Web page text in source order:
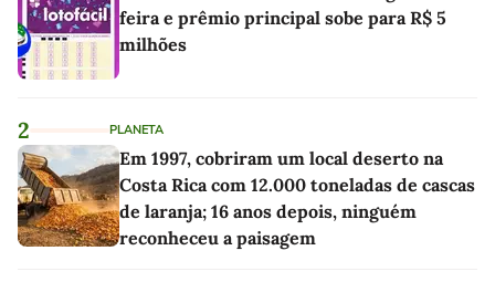
feira e prêmio principal sobe para R$ 5
milhões
2 PLANETA
Em 1997, cobriram um local deserto na
Costa Rica com 12.000 toneladas de cascas
de laranja; 16 anos depois, ninguém
reconheceu a paisagem